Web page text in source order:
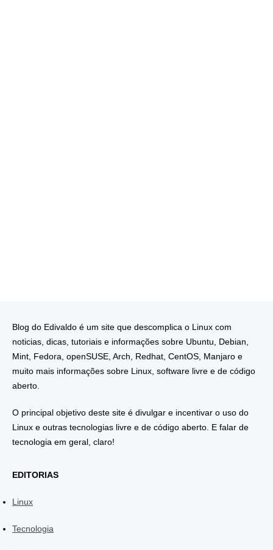
Blog do Edivaldo é um site que descomplica o Linux com
noticias, dicas, tutoriais e informações sobre Ubuntu, Debian,
Mint, Fedora, openSUSE, Arch, Redhat, CentOS, Manjaro e
muito mais informações sobre Linux, software livre e de código
aberto.
O principal objetivo deste site é divulgar e incentivar o uso do
Linux e outras tecnologias livre e de código aberto. E falar de
tecnologia em geral, claro!
EDITORIAS
Linux
Tecnologia